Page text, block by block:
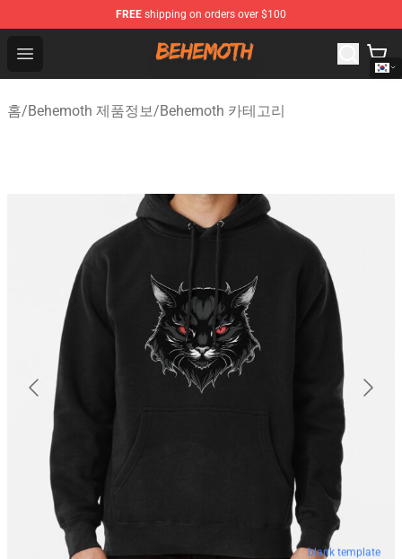
FREE shipping on orders over $100
Open menu
Behemoth Store - Official Behemoth Merchandise Shop
홈/Behemoth 제품정보/Behemoth 카테고리
blank template